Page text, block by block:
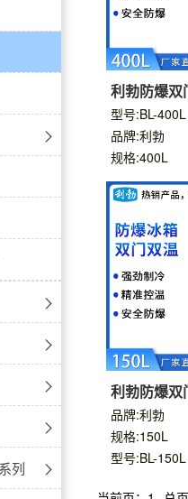
箱
箱
列
利勃防爆双
升
型号:BL-400L
品牌:利勃
规格:400L
利勃防爆双
升
品牌:利勃
规格:150L
型号:BL-150L